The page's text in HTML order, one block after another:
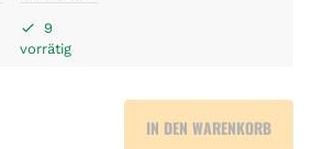
9
vorrätig
IN DEN WARENKORB